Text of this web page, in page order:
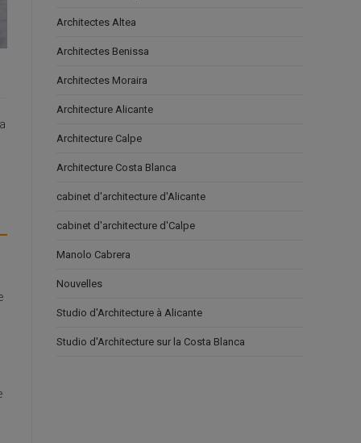
Architectes Altea
Architectes Benissa
Architectes Moraira
Architecture Alicante
Architecture Calpe
Architecture Costa Blanca
cabinet d'architecture d'Alicante
cabinet d'architecture d'Calpe
Manolo Cabrera
Nouvelles
Studio d'Architecture à Alicante
Studio d'Architecture sur la Costa Blanca